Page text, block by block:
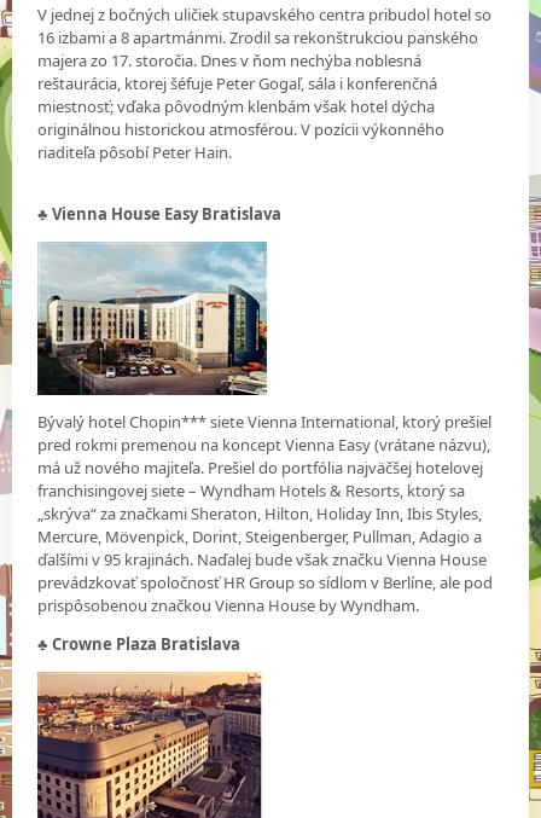
V jednej z bočných uličiek stupavského centra pribudol hotel so
16 izbami a 8 apartmánmi. Zrodil sa rekonštrukciou panského
majera zo 17. storočia. Dnes v ňom nechýba noblesná
reštaurácia, ktorej šéfuje Peter Gogaľ, sála i konferenčná
miestnosť; vďaka pôvodným klenbám však hotel dýcha
originálnou historickou atmosférou. V pozícii výkonného
riaditeľa pôsobí Peter Hain.
♣ Vienna House Easy Bratislava
Bývalý hotel Chopin*** siete Vienna International, ktorý prešiel
pred rokmi premenou na koncept Vienna Easy (vrátane názvu),
má už nového majiteľa. Prešiel do portfólia najväčšej hotelovej
franchisingovej siete – Wyndham Hotels & Resorts, ktorý sa
„skrýva“ za značkami Sheraton, Hilton, Holiday Inn, Ibis Styles,
Mercure, Mövenpick, Dorint, Steigenberger, Pullman, Adagio a
ďalšími v 95 krajinách. Naďalej bude však značku Vienna House
prevádzkovať spoločnosť HR Group so sídlom v Berlíne, ale pod
prispôsobenou značkou Vienna House by Wyndham.
♣ Crowne Plaza Bratislava